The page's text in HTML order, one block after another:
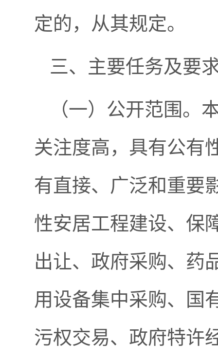
定的，从其规定。
三、主要任务及要
（一）公开范围。
关注度高，具有公有
有直接、广泛和重要
性安居工程建设、保
出让、政府采购、药
用设备集中采购、国
污权交易、政府特许